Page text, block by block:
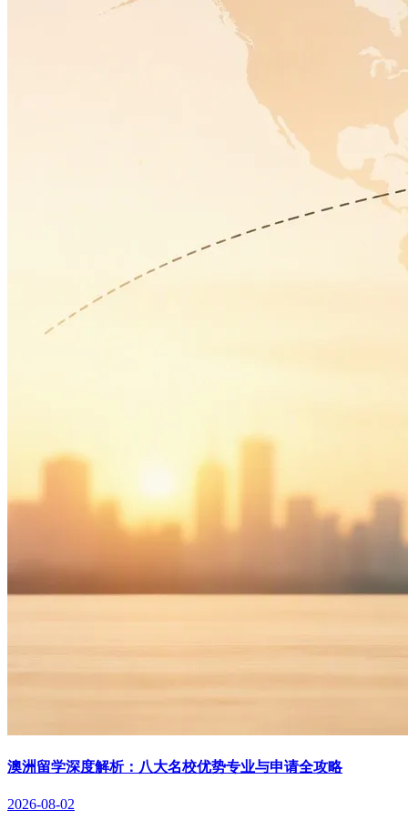
澳洲留学深度解析：八大名校优势专业与申请全攻略
2026-08-02